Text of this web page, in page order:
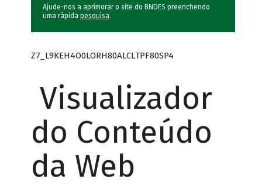
Ajude-nos a aprimorar o site do BNDES preenchendo
uma rápida pesquisa.
Z7_L9KEH4O0LORH80ALCLTPF80SP4
Visualizador
do Conteúdo
da Web